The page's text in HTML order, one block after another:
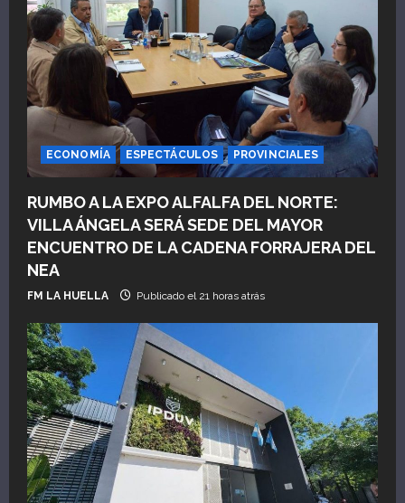
n
d
e
e
n
t
r
a
a
s
ECONOMÍA ESPECTÁCULOS PROVINCIALES
RUMBO A LA EXPO ALFALFA DEL NORTE:
VILLA ÁNGELA SERÁ SEDE DEL MAYOR
ENCUENTRO DE LA CADENA FORRAJERA DEL
NEA
FM LA HUELLA Publicado el 21 horas atrás